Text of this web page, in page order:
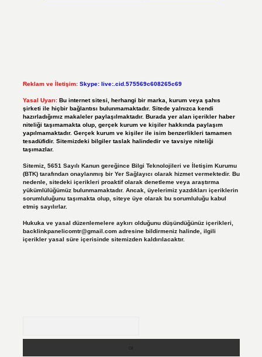
Reklam ve İletişim: Skype: live:.cid.575569c608265c69
Yasal Uyarı: Bu internet sitesi, herhangi bir marka, kurum veya şahıs
şirketi ile hiçbir bağlantısı bulunmamaktadır. Sitede yalnızca kendi
hazırladığımız makaleler paylaşılmaktadır. Burada yer alan içerikler haber
niteliği taşımamakta olup, gerçek kurum ve kişiler hakkında paylaşım
yapılmamaktadır. Gerçek kurum ve kişiler ile isim benzerlikleri tamamen
tesadüfidir. Sitemizdeki bilgiler taslak halindedir ve tavsiye niteliği
taşımazlar.
Sitemiz, 5651 Sayılı Kanun gereğince Bilgi Teknolojileri ve İletişim Kurumu
(BTK) tarafından onaylanmış bir Yer Sağlayıcı olarak hizmet vermektedir. Bu
nedenle, sitedeki içerikleri proaktif olarak denetleme veya araştırma
yükümlülüğümüz bulunmamaktadır. Ancak, üyelerimiz yazdıkları içeriklerin
sorumluluğunu taşımakta olup, siteye üye olarak bu sorumluluğu kabul
etmiş sayılırlar.
Hukuka ve yasal düzenlemelere aykırı olduğunu düşündüğünüz içerikleri,
backlinkpanelicomtr@gmail.comadresine bildirmeniz halinde, ilgili
içerikler yasal süre içerisinde sitemizden kaldırılacaktır.